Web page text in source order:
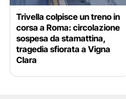
Trivella colpisce un treno in
corsa a Roma: circolazione
sospesa da stamattina,
tragedia sfiorata a Vigna
Clara